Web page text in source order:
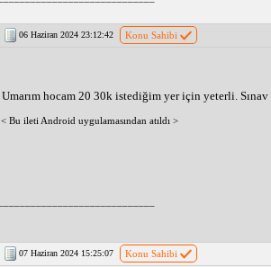
06 Haziran 2024 23:12:42 Konu Sahibi
Umarım hocam 20 30k istediğim yer için yeterli.
< Bu ileti Android uygulamasından atıldı >
07 Haziran 2024 15:25:07 Konu Sahibi